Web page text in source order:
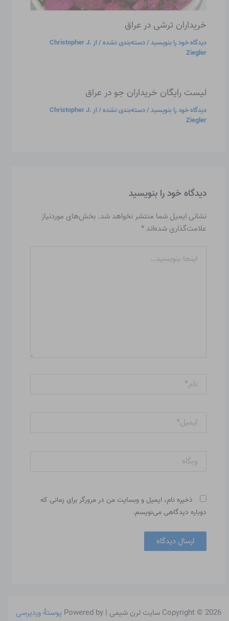
خریداران ترشی در عراق
دیدگاه‌ خود را بنویسید/دسته‌بندی نشده/ از Christopher J.
Ziegler
لیست رایگان خریداران جو در عراق
دیدگاه‌ خود را بنویسید/دسته‌بندی نشده/ از Christopher J.
Ziegler
دیدگاه‌ خود را بنویسید
نشانی ایمیل شما منتشر نخواهد شد. بخش‌های موردنیاز
علامت‌گذاری شده‌اند*
بنویسید…
ایمیل*
ذخیره نام، ایمیل و وبسایت من در مرورگر برای زمانی که
دوباره دیدگاهی می‌نویسم.
Copyright © 2026 سایت لرن شیمی | Powered by
پوستهٔ وردپرسی